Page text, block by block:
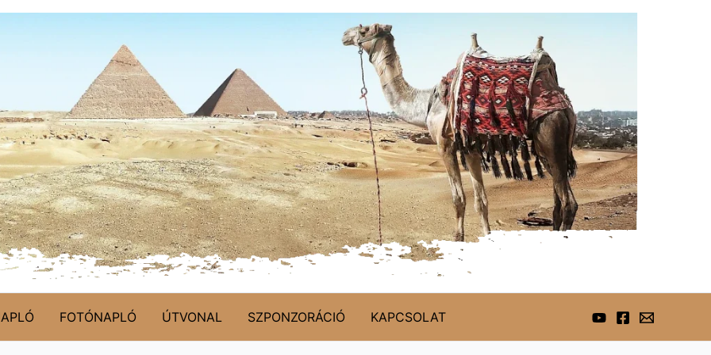
FOTÓNAPLÓ ÚTVONAL SZPONZORÁCIÓ KAPCSOLAT